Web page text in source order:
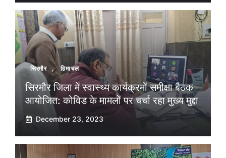
सिरमौर , हिमाचल
सिरमौर जिला में स्वास्थ्य कार्यक्रमों समीक्षा बैठक
आयोजित: कोविड के मामलों पर चर्चा रहा मुख्य मुद्दा
December 23, 2023